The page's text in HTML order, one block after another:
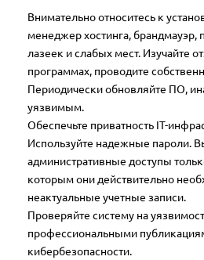
Внимательно относитесь к
менеджер хостинга, брандмауэр,
лазеек и слабых мест. Изучайте
программах, проводите
Периодически обновляйте ПО,
уязвимым.
Обеспечьте приватность IT-
Используйте надежные пароли.
административные доступы
которым они действительно
неактуальные учетные записи.
Проверяйте систему на
профессиональными
кибербезопасности.